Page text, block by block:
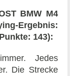
BMW M4
Ergebnis:
143):
Jedes
Die Strecke